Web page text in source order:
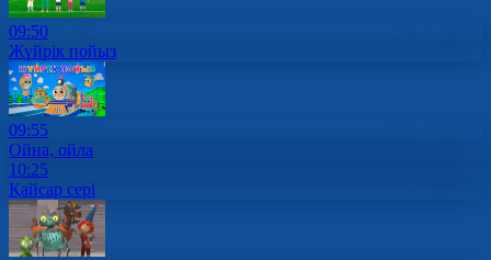
09:50
Жүйрік пойыз
09:55
Ойна, ойла
10:25
Қайсар сері